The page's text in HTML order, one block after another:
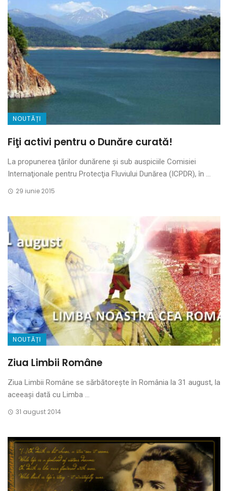
NOUTĂȚI
Fiţi activi pentru o Dunăre curată!
La propunerea ţărilor dunărene şi sub auspiciile Comisiei
Internaţionale pentru Protecţia Fluviului Dunărea (ICPDR), în ...
29 iunie 2015
NOUTĂȚI
Ziua Limbii Române
Ziua Limbii Române se sărbătorește în România la 31 august, la
aceeași dată cu Limba ...
31 august 2014